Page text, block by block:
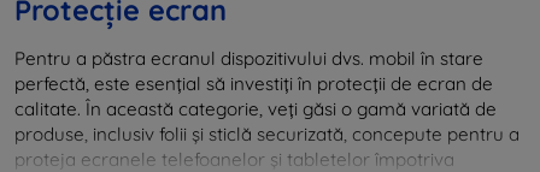
Protecție ecran
Pentru a păstra ecranul dispozitivului dvs. mobil în stare
perfectă, este esențial să investiți în protecții de ecran de
calitate. În această categorie, veți găsi o gamă variată de
produse, inclusiv folii și sticlă securizată, concepute pentru a
proteja ecranele telefoanelor și tabletelor împotriva